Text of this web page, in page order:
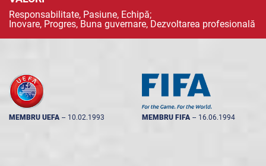
Responsabilitate, Pasiune, Echipă;
Inovare, Progres, Buna guvernare, Dezvoltarea profesională
MEMBRU UEFA -- 10.02.1993 MEMBRU FIFA -- 16.06.1994